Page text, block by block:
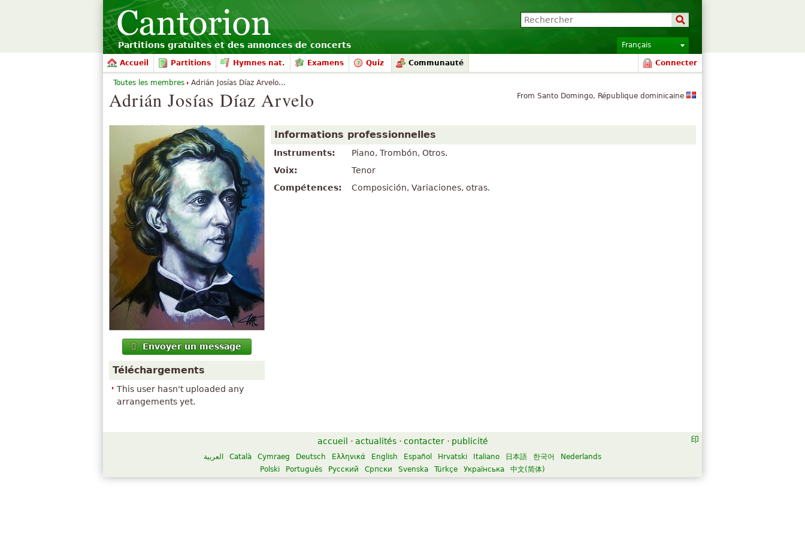
Partitions gratuites et des annonces de concerts Français
Accueil Partitions Hymnes nat. Examens Quiz Communauté Connecter
From Santo Domingo, République dominicaine
Adrián Josías Díaz Arvelo
Envoyer un message
Téléchargements
This user hasn't uploaded any
arrangements yet.
Informations professionnelles
Instruments:
Piano, Trombón, Otros.
Voix:
Tenor
Compétences:
Composición, Variaciones, otras.
Toutes les membres Adrián Josías Díaz Arvelo...
accueil · actualités · contacter · publicité
العربية Català Cymraeg Deutsch Ελληνικά English Español Hrvatski Italiano 日本語 한국어
Nederlands
Polski
Português Русский Српски Svenska Türkçe Українська 中文(简体)